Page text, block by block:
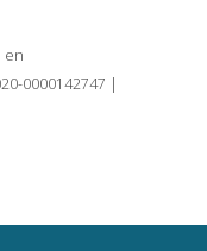
en
0000142747 |